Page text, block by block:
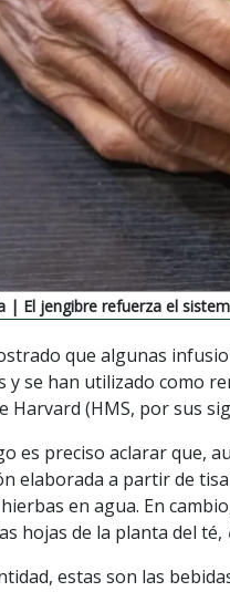
| El jengibre refuerza el
que algunas
y se han utilizado como
Harvard (HMS, por sus
es preciso aclarar que,
elaborada a partir de
en agua. En
hojas de la planta del té,
estas son las